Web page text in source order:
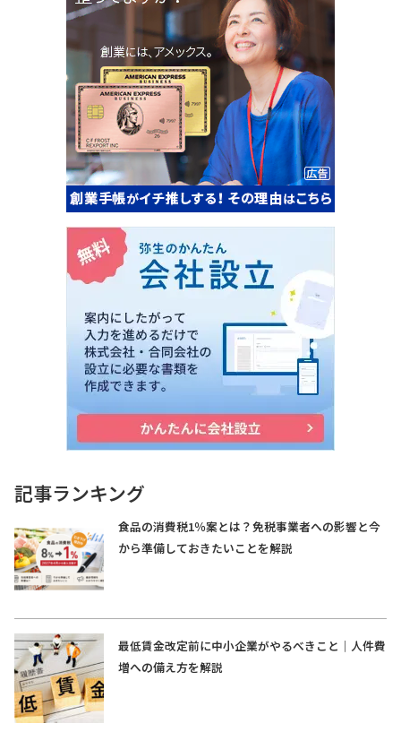
記事ランキング
食品の消費税1％案とは？免税事業者への影響と今
から準備しておきたいことを解説
最低賃金改定前に中小企業がやるべきこと｜人件費
増への備え方を解説